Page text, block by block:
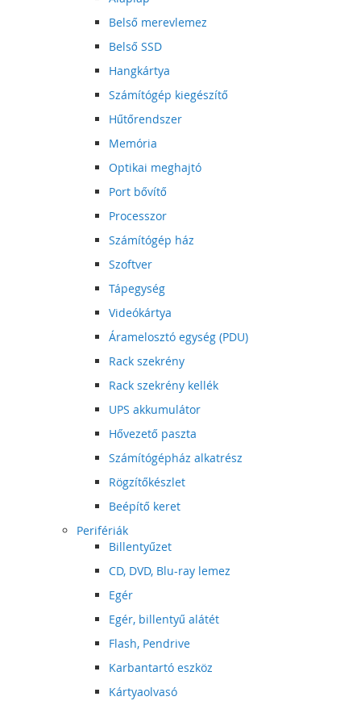
Belső merevlemez
Belső SSD
Hangkártya
Számítógép kiegészítő
Hűtőrendszer
Memória
Optikai meghajtó
Port bővítő
Processzor
Számítógép ház
Szoftver
Tápegység
Videókártya
Áramelosztó egység (PDU)
Rack szekrény
Rack szekrény kellék
UPS akkumulátor
Hővezető paszta
Számítógépház alkatrész
Rögzítőkészlet
Beépítő keret
Perifériák
Billentyűzet
CD, DVD, Blu-ray lemez
Egér
Egér, billentyű alátét
Flash, Pendrive
Karbantartó eszköz
Kártyaolvasó